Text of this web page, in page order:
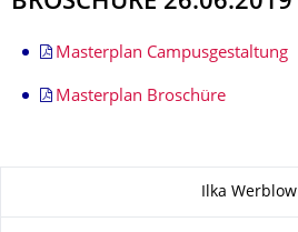
Masterplan Campusgestaltung
Masterplan Broschüre
Ilka Werblow